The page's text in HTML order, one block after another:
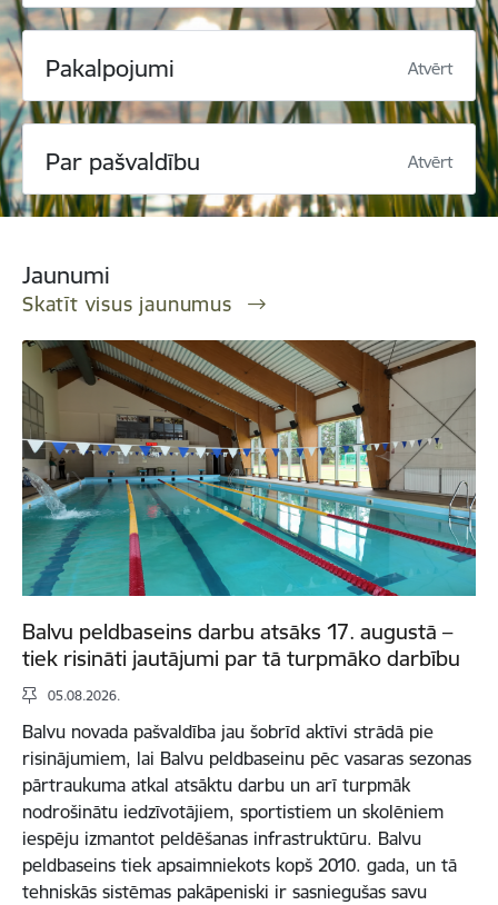
Pakalpojumi Atvērt
Par pašvaldību Atvērt
Jaunumi
Skatīt visus jaunumus
Balvu peldbaseins darbu atsāks 17. augustā –
tiek risināti jautājumi par tā turpmāko darbību
05.08.2026.
Balvu novada pašvaldība jau šobrīd aktīvi strādā pie
risinājumiem, lai Balvu peldbaseinu pēc vasaras sezonas
pārtraukuma atkal atsāktu darbu un arī turpmāk
nodrošinātu iedzīvotājiem, sportistiem un skolēniem
iespēju izmantot peldēšanas infrastruktūru. Balvu
peldbaseins tiek apsaimniekots kopš 2010. gada, un tā
tehniskās sistēmas pakāpeniski ir sasniegušas savu